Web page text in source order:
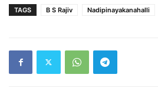
TAGS B S Rajiv Nadipinayakanahalli